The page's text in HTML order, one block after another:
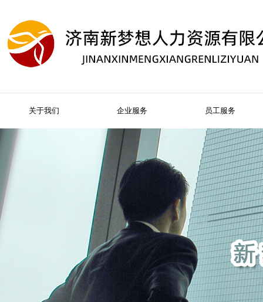
关于我们 企业服务 员工服务